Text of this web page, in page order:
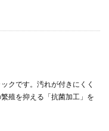
クです。汚れが付きにくく
殖を抑える「抗菌加工」を